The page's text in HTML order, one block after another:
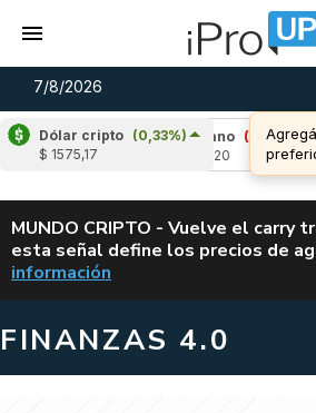
7/8/2026
Dólar cripto (0,33%)
$ 1575,17
Cardano
(-2,18%)
ALERTA
MUNDO CRIPTO - Vuelve el carry
esta señal define los precios de
información
FINANZAS 4.0